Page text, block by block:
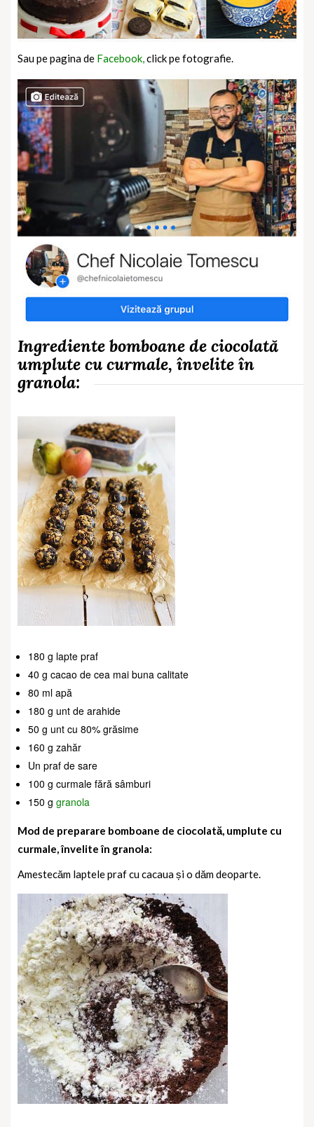
Sau pe pagina de Facebook,click pe fotografie.
Ingrediente bomboane de ciocolată
umplute cu curmale, învelite în
granola:
180 g lapte praf
40 g cacao de cea mai buna calitate
80 ml apă
180 g unt de arahide
50 g unt cu 80% grăsime
160 g zahăr
Un praf de sare
100 g curmale fără sâmburi
150 g granola
Mod de preparare bomboane de ciocolată, umplute cu
curmale, învelite în granola:
Amestecăm laptele praf cu cacaua și o dăm deoparte.